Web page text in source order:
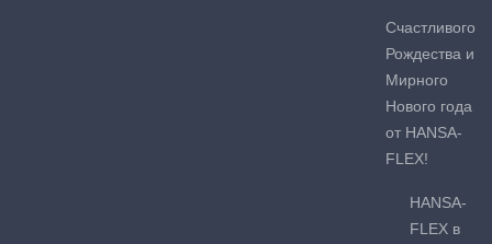
Счастливого
Рождества и
Мирного
Нового года
от HANSA-
FLEX!
HANSA-
FLEX в